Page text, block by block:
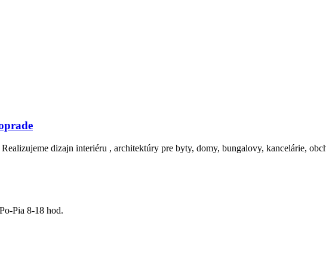
dizajn interiéru , architektúry pre byty, domy, bungalovy, kancelárie,
Pia 8-18 hod.